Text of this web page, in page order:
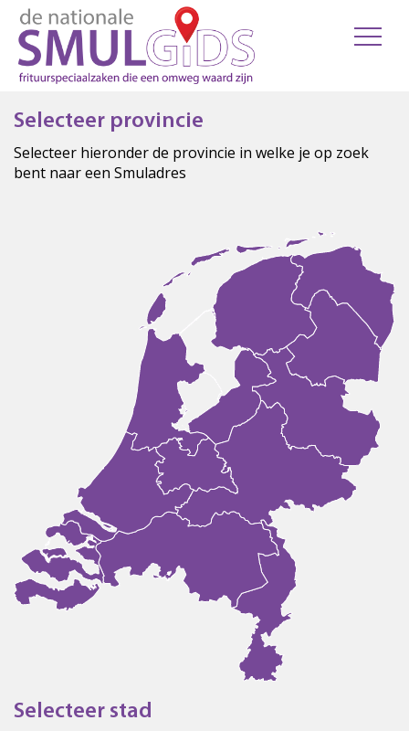
Selecteer provincie
Selecteer hieronder de provincie in welke je op zoek
bent naar een Smuladres
Selecteer stad